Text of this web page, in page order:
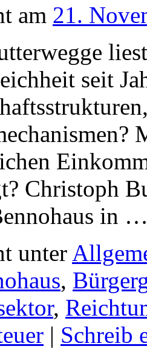
am 21.
seit
Christoph
in
unter
,
,
| Schreib